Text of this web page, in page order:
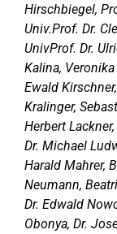
Hirschbiegel,
Univ.Prof. Dr.
UnivProf. Dr.
Kalina,
Ewald
Kralinger,
Herbert
Dr. Michael
Harald Mahrer,
Neumann,
Dr. Edwald
Obonya, Dr.